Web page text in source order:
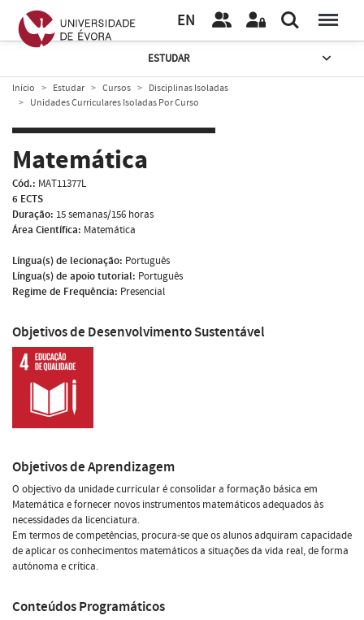
EN
ESTUDAR
Início Estudar Cursos
Disciplinas Isoladas
Unidades Curriculares Isoladas Por Curso
Matemática
Cód.: MAT11377L
6 ECTS
Duração: 15 semanas/156 horas
Área Científica: Matemática
Língua(s) de lecionação: Português
Língua(s) de apoio tutorial: Português
Regime de Frequência: Presencial
Objetivos de Desenvolvimento Sustentável
Objetivos de Aprendizagem
O objectivo da unidade curricular é consolidar a formação básica em
Matemática e fornecer novos instrumentos matemáticos adequados às
necessidades da licenciatura.
Em termos de competências, procura-se que os alunos adquiram capacidade
de aplicar os conhecimentos matemáticos a situações da vida real, de forma
autónoma e crítica.
Conteúdos Programáticos